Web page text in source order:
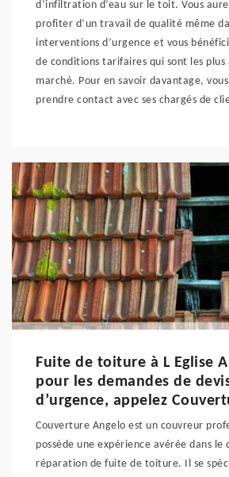
d’infiltration d’eau sur le toit. Vous
profiter d’un travail de qualité même
interventions d’urgence et vous
de conditions tarifaires qui sont les plus
marché. Pour en savoir davantage,
prendre contact avec ses chargés de
Fuite de toiture à L Eglise
pour les demandes de
d’urgence, appelez
Couverture Angelo est un couvreur
possède une expérience avérée dans le
réparation de fuite de toiture. Il se